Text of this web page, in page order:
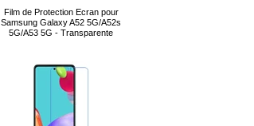
Film de Protection Ecran pour
Samsung Galaxy A52 5G/A52s
5G/A53 5G - Transparente